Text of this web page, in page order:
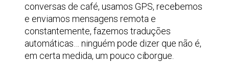
conversas de café, usamos GPS, recebemos
e enviamos mensagens remota e
constantemente, fazemos traduções
automáticas… ninguém pode dizer que não é,
em certa medida, um pouco ciborgue.